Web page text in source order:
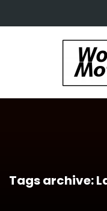
Tags archive: